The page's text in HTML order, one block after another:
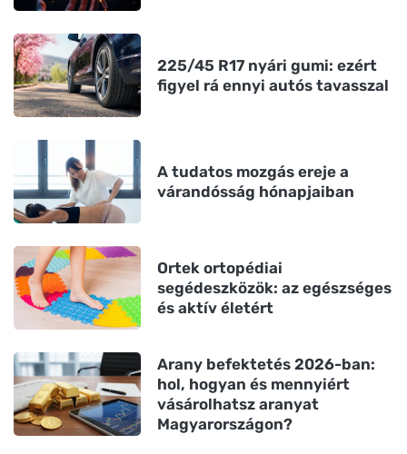
225/45 R17 nyári gumi: ezért
figyel rá ennyi autós tavasszal
A tudatos mozgás ereje a
várandósság hónapjaiban
Ortek ortopédiai
segédeszközök: az egészséges
és aktív életért
Arany befektetés 2026-ban:
hol, hogyan és mennyiért
vásárolhatsz aranyat
Magyarországon?